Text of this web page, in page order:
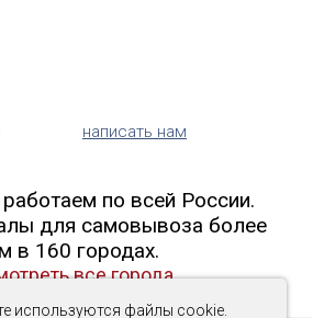
используются файлы cookie.
написать нам
по всей России.
для самовывоза более
в 160 городах.
все города